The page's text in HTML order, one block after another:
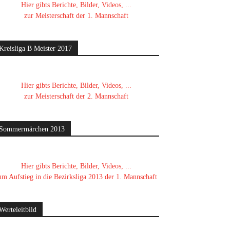
Hier gibts Berichte, Bilder, Videos, ...
zur Meisterschaft der 1. Mannschaft
B Meister 2017
Hier gibts Berichte, Bilder, Videos, ...
zur Meisterschaft der 2. Mannschaft
2013
Hier gibts Berichte, Bilder, Videos, ...
Aufstieg in die Bezirksliga 2013 der 1. Mannschaft